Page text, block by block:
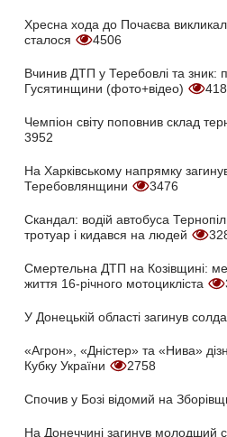
Хресна хода до Почаєва
сталося
4506
Вчинив ДТП у Теребовлі та зник:
Гусятинщини (фото+відео)
Чемпіон світу поповнив склад
3952
На Харківському напрямку
Теребовлянщини
3476
Скандал: водій автобуса
тротуар і кидався на людей
Смертельна ДТП на Козівщині:
життя 16-річного мотоцикліста
У Донецькій області загинув
«Агрон», «Дністер» та «Нива»
Кубку України
2758
Спочив у Бозі відомий на
На Донеччині загинув молодший